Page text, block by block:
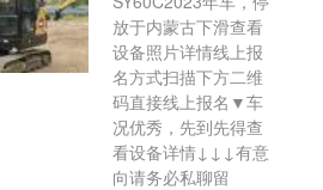
放于内蒙古下滑查看
设备照片详情线上报
名方式扫描下方二维
码直接线上报名▼车
况优秀，先到先得查
看设备详情↓↓↓有意
向请务必私聊留